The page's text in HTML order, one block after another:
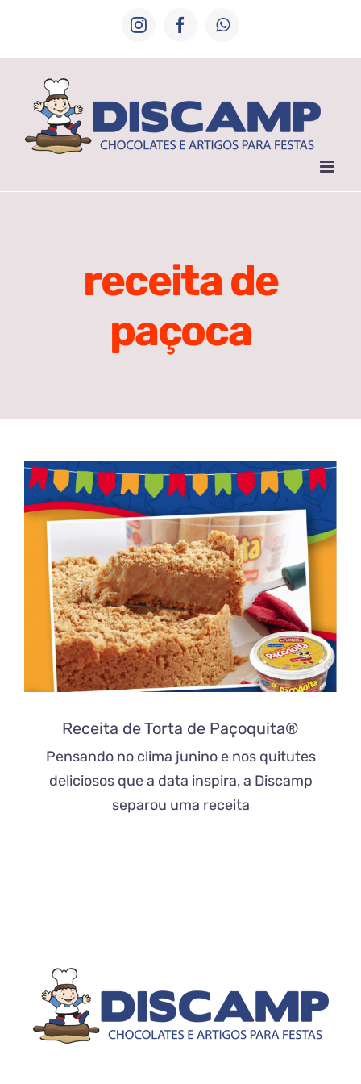
o
conteúdo
InstagramFacebookWhatsApp
receita de
paçoca
Receita de Torta de Paçoquita®
Pensando no clima junino e nos quitutes
deliciosos que a data inspira, a Discamp
separou uma receita